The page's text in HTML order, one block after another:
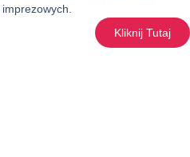
Kliknij Tutaj